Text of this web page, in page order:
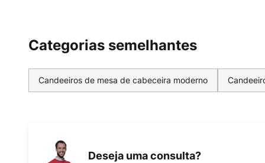
Categorias semelhantes
Candeeiros de mesa de cabeceira moderno
Deseja uma consulta?